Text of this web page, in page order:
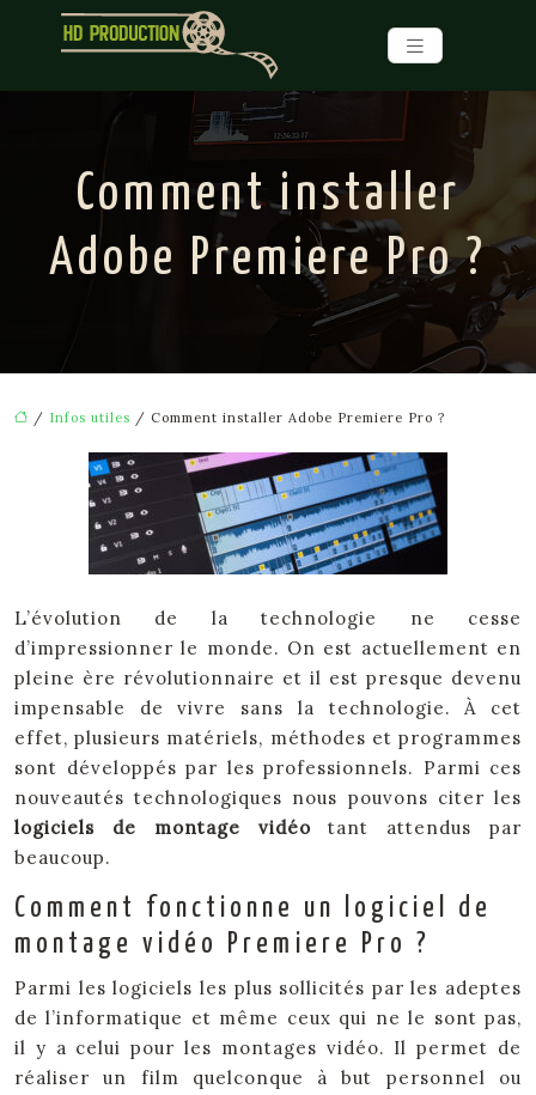
Comment installer
Adobe Premiere Pro ?
/ Infos utiles / Comment installer Adobe Premiere Pro ?
L’évolution de la technologie ne cesse
d’impressionner le monde. On est actuellement en
pleine ère révolutionnaire et il est presque devenu
impensable de vivre sans la technologie. À cet
effet, plusieurs matériels, méthodes et programmes
sont développés par les professionnels. Parmi ces
nouveautés technologiques nous pouvons citer les
logiciels de montage vidéotant attendus par
beaucoup.
Comment fonctionne un logiciel de
montage vidéo Premiere Pro ?
Parmi les logiciels les plus sollicités par les adeptes
de l’informatique et même ceux qui ne le sont pas,
il y a celui pour les montages vidéo. Il permet de
réaliser un film quelconque à but personnel ou